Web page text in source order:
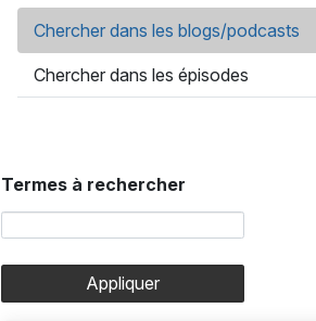
Onglets
Chercher dans les blogs/podcasts
Chercher dans les épisodes
Termes à rechercher
Appliquer